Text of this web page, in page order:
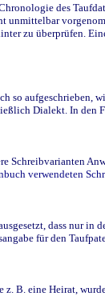
des
zu überprüfen.
aufgeschrieben,
Dialekt. In
verwendeten
dass nur
für den
B. eine Heirat,